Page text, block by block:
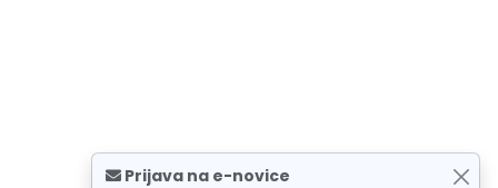
Prijava na e-novice